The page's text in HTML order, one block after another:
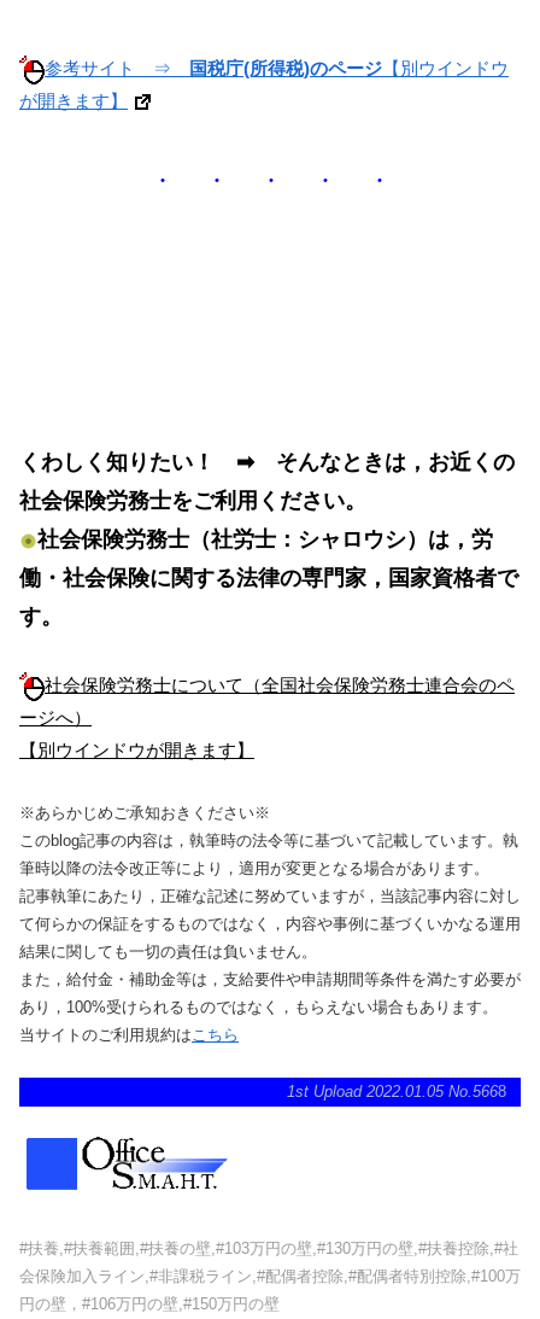
参考サイト ⇒ 国税庁(所得税)のページ 【別ウインドウ
が開きます】
・ ・ ・ ・ ・
くわしく知りたい！ ➡ そんなときは，お近くの
社会保険労務士をご利用ください。
社会保険労務士（社労士：シャロウシ）は，労
働・社会保険に関する法律の専門家，国家資格者で
す。
社会保険労務士について（全国社会保険労務士連合会のペ
ージへ）
【別ウインドウが開きます】
※あらかじめご承知おきください※
このblog記事の内容は，執筆時の法令等に基づいて記載しています。執
筆時以降の法令改正等により，適用が変更となる場合があります。
記事執筆にあたり，正確な記述に努めていますが，当該記事内容に対し
て何らかの保証をするものではなく，内容や事例に基づくいかなる運用
結果に関しても一切の責任は負いません。
また，給付金・補助金等は，支給要件や申請期間等条件を満たす必要が
あり，100%受けられるものではなく，もらえない場合もあります。
当サイトのご利用規約はこちら
1st Upload 2022.01.05 No.5668
#扶養,#扶養範囲,#扶養の壁,#103万円の壁,#130万円の壁,#扶養控除,#社
会保険加入ライン,#非課税ライン,#配偶者控除,#配偶者特別控除,#100万
円の壁，#106万円の壁,#150万円の壁